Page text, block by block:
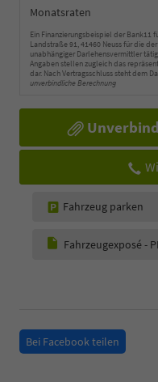
Monatsraten
Ein Finanzierungsbeispiel der
Landstraße 91, 41460 Neuss für die
unabhängiger Darlehensvermittler
Angaben stellen zugleich das
dar. Nach Vertragsschluss steht dem
unverbindliche Berechnung
Fahrzeug parken
Fahrzeugexposé -
Bei Facebook teilen